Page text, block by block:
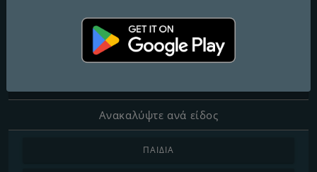
Ανακαλύψτε ανά είδος
ΠΑΙΔΙΆ